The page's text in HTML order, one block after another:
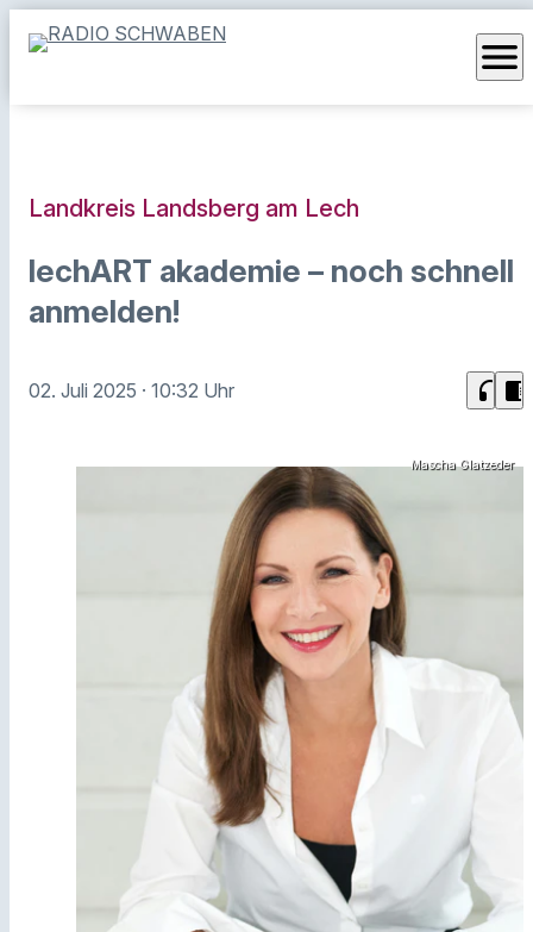
menu
Landkreis Landsberg am Lech
lechART akademie – noch schnell
anmelden!
02. Juli 2025 · 10:32 Uhr headphones chrome_reader_mode
Mascha Glatzeder